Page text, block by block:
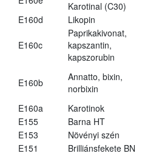
Karotinal (C30)
E160d
Likopin
E160c
Paprikakivonat,
kapszantin,
kapszorubin
E160b
Annatto, bixin,
norbixin
E160a
Karotinok
E155
Barna HT
E153
Növényi szén
E151
Brilliánsfekete BN